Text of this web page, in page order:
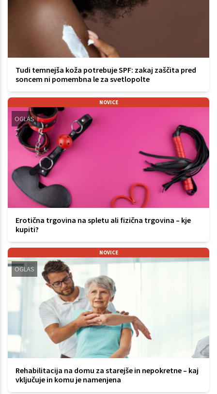
Tudi temnejša koža potrebuje SPF: zakaj zaščita pred
soncem ni pomembna le za svetlopolte
NOVICE
OGLAS
Erotična trgovina na spletu ali fizična trgovina – kje
kupiti?
NOVICE
OGLAS
Rehabilitacija na domu za starejše in nepokretne – kaj
vključuje in komu je namenjena